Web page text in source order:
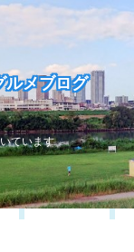
ルメブログ
ています